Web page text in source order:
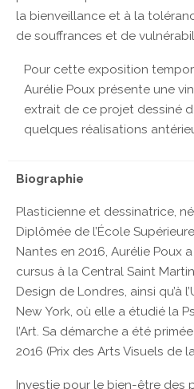
la bienveillance et à la
de souffrances et de
Pour cette exposition
Aurélie Poux présente une
extrait de ce projet dessiné
quelques réalisations
Biographie
Plasticienne et dessinatrice,
Diplômée de l’École
Nantes en 2016, Aurélie Poux
cursus à la Central Saint
Design de Londres, ainsi qu’à
New York, où elle a étudié la
l’Art. Sa démarche a été
2016 (Prix des Arts Visuels de
Investie pour le bien-être des